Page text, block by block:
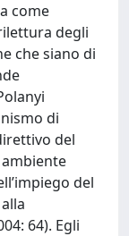
come
degli
che siano di
di
del
del
64). Egli